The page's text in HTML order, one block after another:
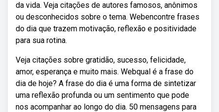
da vida. Veja citações de autores famosos, anônimos
ou desconhecidos sobre o tema. Webencontre frases
do dia que trazem motivação, reflexão e positividade
para sua rotina.
Veja citações sobre gratidão, sucesso, felicidade,
amor, esperança e muito mais. Webqual é a frase do
dia de hoje? A frase do dia é uma forma de sintetizar
uma reflexão profunda ou um sentimento que pode
nos acompanhar ao longo do dia. 50 mensagens para